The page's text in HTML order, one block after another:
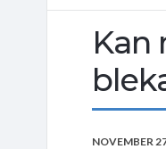
Kan
NOVEMBER